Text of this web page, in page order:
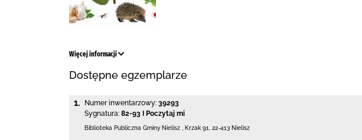
Więcej informacji
Dostępne egzemplarze
1. Numer inwentarzowy: 39293
Sygnatura: 82-93 I Poczytaj mi
Biblioteka Publiczna Gminy Nielisz Krzak 91 22-413 Nielisz